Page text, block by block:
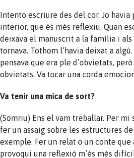
Intento escriure des del cor. Jo
interior, que és més reflexiu. Quan
deixava el manuscrit a la família i als
tornava. Tothom l’havia deixat a
pensava que era ple d’obvietats,
obvietats. Va tocar una corda
Va tenir una mica de sort?
(Somriu) Ens el vam treballar. Per mi
fer un assaig sobre les estructures
exemple. Fer un relat o un conte
provoqui una reflexió m’és més